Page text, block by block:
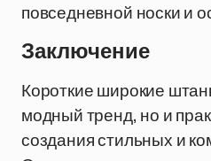
повседневной носки и
Заключение
Короткие широкие
модный тренд, но и
создания стильных и